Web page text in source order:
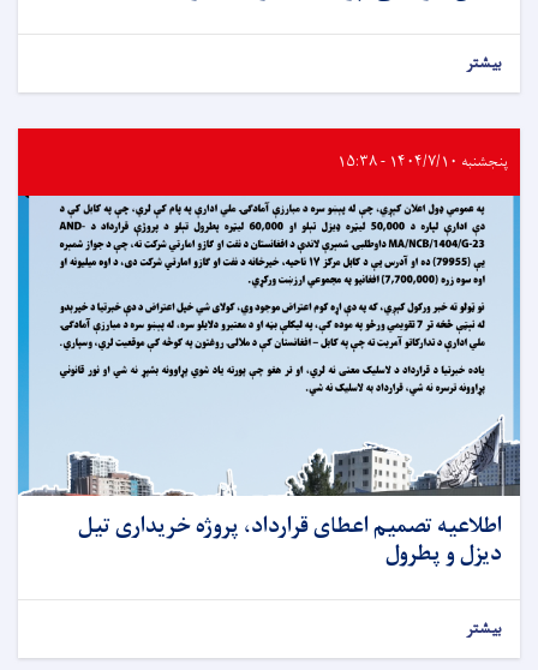
بیشتر
پنجشنبه ۱۴۰۴/۷/۱۰ - ۱۵:۳۸
اطلاعیه تصمیم اعطای قرارداد، پروژه خریداری تیل
دیزل و پطرول
بیشتر